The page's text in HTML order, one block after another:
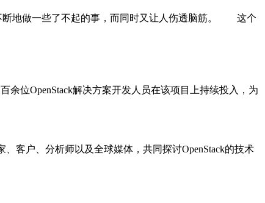
不断地做一些了不起的事，而同时又让人伤透脑筋。 这个
位OpenStack解决方案开发人员在该项目上持续投入，为
客户、分析师以及全球媒体，共同探讨OpenStack的技术